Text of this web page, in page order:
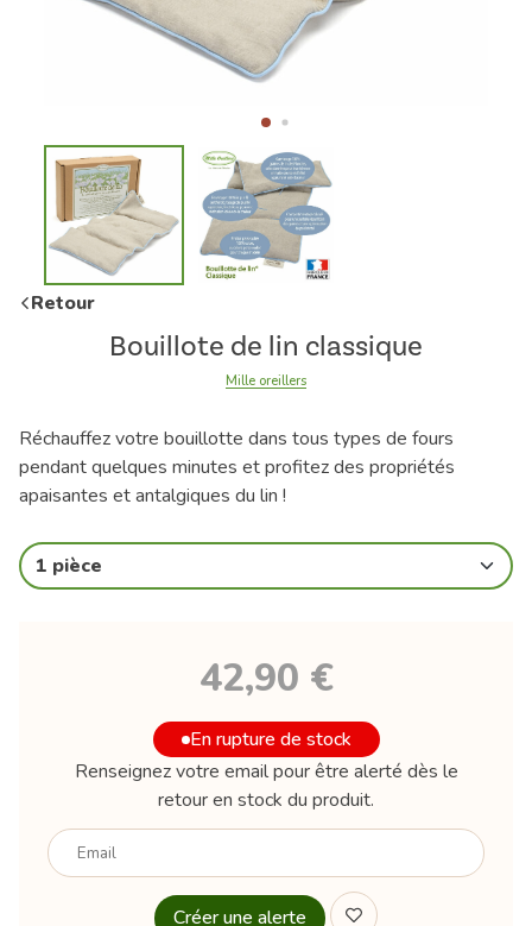
Retour
Bouillote de lin classique
Mille oreillers
Réchauffez votre bouillotte dans tous types de fours
pendant quelques minutes et profitez des propriétés
apaisantes et antalgiques du lin !
1 pièce
42,90 €
En rupture de stock
Renseignez votre email pour être alerté dès le
retour en stock du produit.
Votre